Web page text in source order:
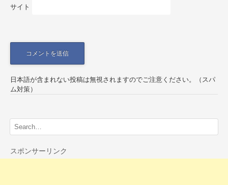
サイト
日本語が含まれない投稿は無視されますのでご注意ください。（スパ
ム対策）
スポンサーリンク